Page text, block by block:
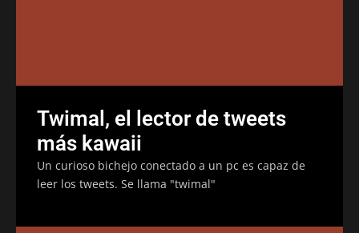
Twimal, el lector de tweets
más kawaii
Un curioso bichejo conectado a un pc es capaz de
leer los tweets. Se llama "twimal"